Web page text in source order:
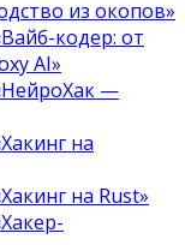
из окопов»
кодер: от
AI»
—
на
на Rust»